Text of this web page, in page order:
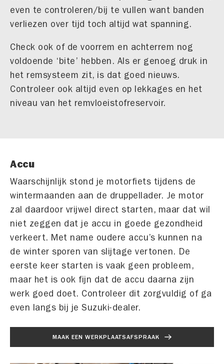
even te controleren/bij te vullen want banden
verliezen over tijd toch altijd wat spanning.
Check ook of de voorrem en achterrem nog
voldoende ‘bite’ hebben. Als er genoeg druk in
het remsysteem zit, is dat goed nieuws.
Controleer ook altijd even op lekkages en het
niveau van het remvloeistofreservoir.
Accu
Waarschijnlijk stond je motorfiets tijdens de
wintermaanden aan de druppellader. Je motor
zal daardoor vrijwel direct starten, maar dat wil
niet zeggen dat je accu in goede gezondheid
verkeert. Met name oudere accu’s kunnen na
de winter sporen van slijtage vertonen. De
eerste keer starten is vaak geen probleem,
maar het is ook fijn dat de accu daarna zijn
werk goed doet. Controleer dit zorgvuldig of ga
even langs bij je Suzuki-dealer.
MAAK EEN WERKPLAATSAFSPRAAK